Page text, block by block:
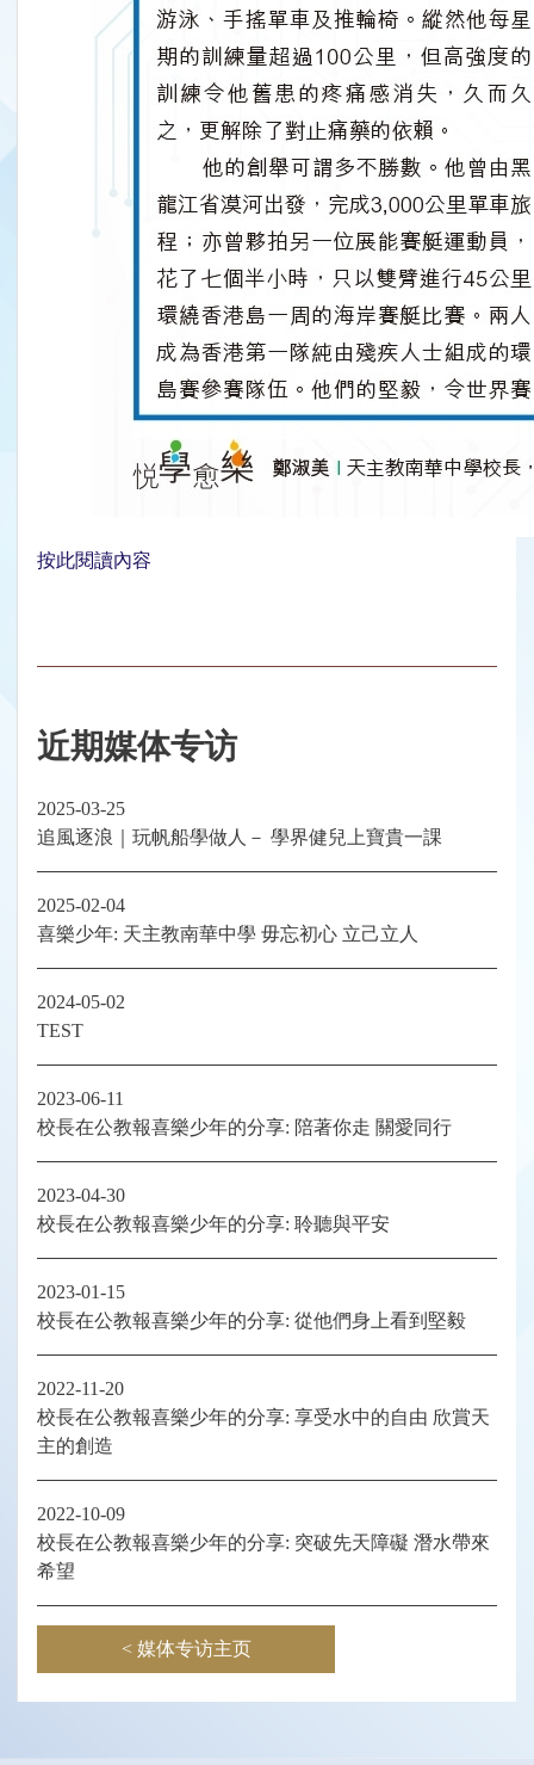
按此閱讀內容
近期媒体专访
2025-03-25
追風逐浪｜玩帆船學做人－ 學界健兒上寶貴一課
2025-02-04
喜樂少年: 天主教南華中學 毋忘初心 立己立人
2024-05-02
TEST
2023-06-11
校長在公教報喜樂少年的分享: 陪著你走 關愛同行
2023-04-30
校長在公教報喜樂少年的分享: 聆聽與平安
2023-01-15
校長在公教報喜樂少年的分享: 從他們身上看到堅毅
2022-11-20
校長在公教報喜樂少年的分享: 享受水中的自由 欣賞天
主的創造
2022-10-09
校長在公教報喜樂少年的分享: 突破先天障礙 潛水帶來
希望
< 媒体专访主页